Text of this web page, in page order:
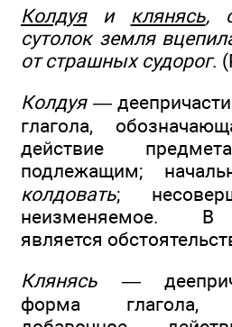
Колдуяи клянясь,
сутолок земля
от страшных судорог.
Колдуя—
глагола,
действие
подлежащим;
колдовать;
неизменяемое. В
является
Клянясь —
форма глагола,